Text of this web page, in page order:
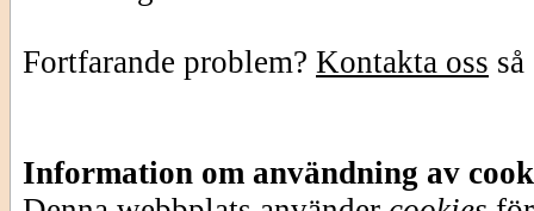
Fortfarande problem? Kontakta oss
Information om användning av